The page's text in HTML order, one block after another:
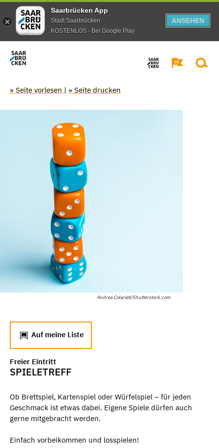
Saarbrücken App
Stadt Saarbrücken
KOSTENLOS - Bei Google Play
ANSEHEN
» Seite vorlesen | » Seite drucken
Andrea Colarieti/Shutterstock.com
Auf meine Liste
Freier Eintritt
SPIELETREFF
Ob Brettspiel, Kartenspiel oder Würfelspiel – für jeden
Geschmack ist etwas dabei. Eigene Spiele dürfen auch
gerne mitgebracht werden.
Einfach vorbeikommen und losspielen!